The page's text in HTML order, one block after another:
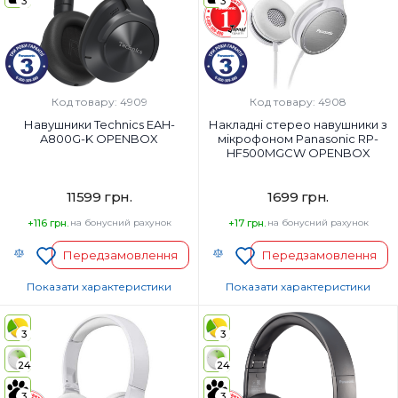
Вага, г:
197 г
Тип підключення:
Бездротові
Ні
Вага, г:
130 г
Тип підключення:
Дротовий
Код товару: 4909
Навушники Technics EAH-
A800G-K OPENBOX
11599 грн.
+116 грн. на бонусний рахунок
Передзамовлення
Тип навушників:
Повнорозмірні
Діапазон частот навушників, Гц:
4-40000 Гц
Мікрофон:
Показати характеристики
Код товару: 4908
Накладні стерео навушники з
мікрофоном Panasonic RP-
HF500MGCW OPENBOX
1699 грн.
+17 грн. на бонусний рахунок
Передзамовлення
Тип навушників:
Повнорозмірні
Діапазон частот навушників, Гц:
9-26000 Гц
Мікрофон:
Показати характеристики
3
24
3
24